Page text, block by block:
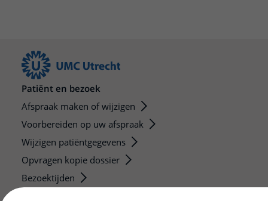
Patiënt en bezoek
Afspraak maken of wijzigen
Voorbereiden op uw afspraak
Wijzigen patiëntgegevens
Opvragen kopie dossier
Bezoektijden